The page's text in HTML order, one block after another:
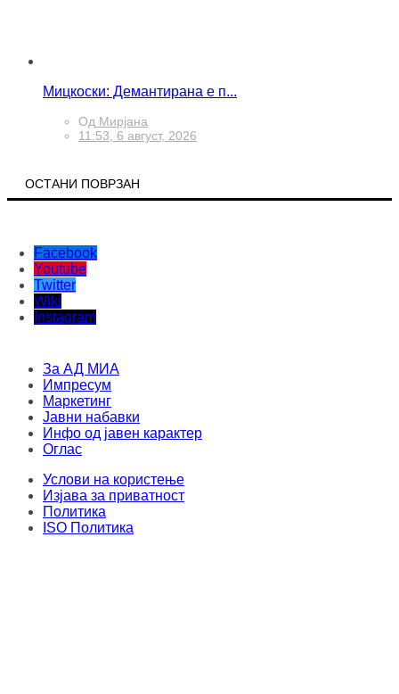
Мицкоски: Демантирана е п...
Од Мирјана
11:53, 6 август, 2026
ОСТАНИ ПОВРЗАН
Facebook
Youtube
Twitter
Wiki
Instagram
За АД МИА
Импресум
Маркетинг
Јавни набавки
Инфо од јавен карактер
Оглас
Услови на користење
Изјава за приватност
Политика
ISO Политика